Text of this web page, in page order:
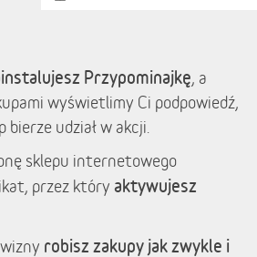
Przypominajkę, a
wyświetlimy Ci podpowiedź,
udział w akcji.
sklepu internetowego
przez który aktywujesz
robisz zakupy jak zwykle i